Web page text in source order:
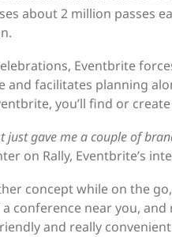
about 2 million passes
Eventbrite
and facilitates planning
you’ll find or
just gave me a couple of
on Rally, Eventbrite’s
concept while on the
conference near you,
and really